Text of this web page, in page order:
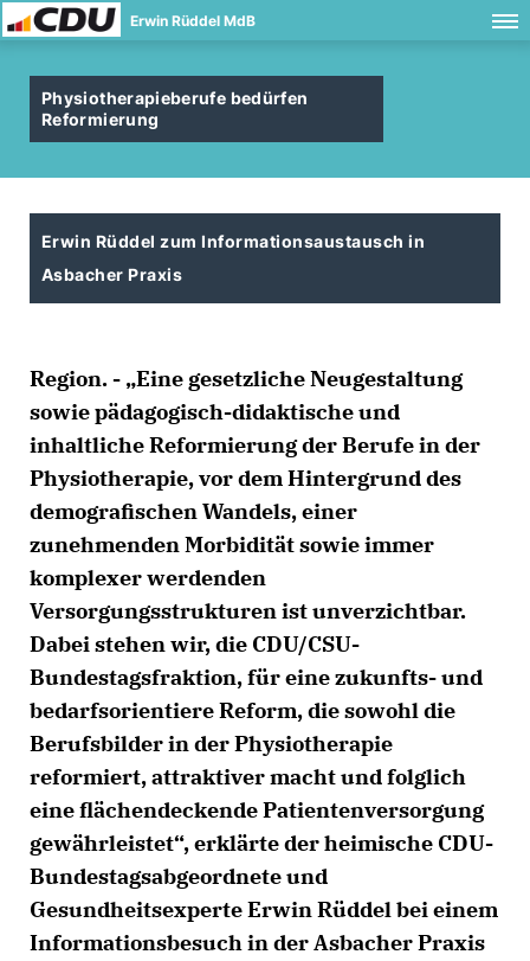
Erwin Rüddel MdB
Physiotherapieberufe bedürfen
Reformierung
Erwin Rüddel zum Informationsaustausch in
Asbacher Praxis
Region. - „Eine gesetzliche Neugestaltung
sowie pädagogisch-didaktische und
inhaltliche Reformierung der Berufe in der
Physiotherapie, vor dem Hintergrund des
demografischen Wandels, einer
zunehmenden Morbidität sowie immer
komplexer werdenden
Versorgungsstrukturen ist unverzichtbar.
Dabei stehen wir, die CDU/CSU-
Bundestagsfraktion, für eine zukunfts- und
bedarfsorientiere Reform, die sowohl die
Berufsbilder in der Physiotherapie
reformiert, attraktiver macht und folglich
eine flächendeckende Patientenversorgung
gewährleistet“, erklärte der heimische CDU-
Bundestagsabgeordnete und
Gesundheitsexperte Erwin Rüddel bei einem
Informationsbesuch in der Asbacher Praxis